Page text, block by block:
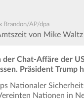
Brandon/AP/dpa
von Mike
der Chat-Affäre der
Präsident Trump
Nationaler
Nationen in